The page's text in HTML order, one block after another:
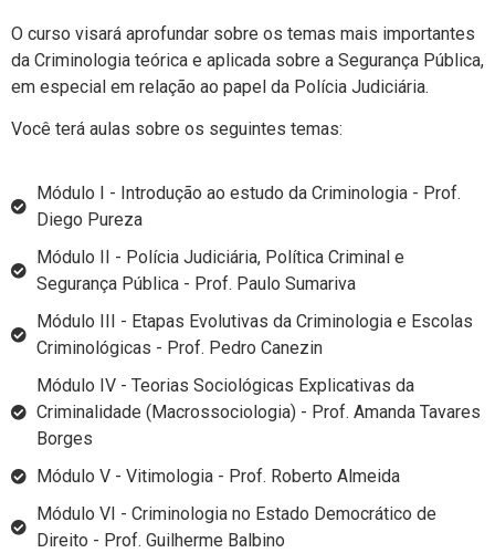
O curso visará aprofundar sobre os temas mais importantes
da Criminologia teórica e aplicada sobre a Segurança Pública,
em especial em relação ao papel da Polícia Judiciária.
Você terá aulas sobre os seguintes temas:
Módulo I - Introdução ao estudo da Criminologia - Prof.
Diego Pureza
Módulo II - Polícia Judiciária, Política Criminal e
Segurança Pública - Prof. Paulo Sumariva
Módulo III - Etapas Evolutivas da Criminologia e Escolas
Criminológicas - Prof. Pedro Canezin
Módulo IV - Teorias Sociológicas Explicativas da
Criminalidade (Macrossociologia) - Prof. Amanda Tavares
Borges
Módulo V - Vitimologia - Prof. Roberto Almeida
Módulo VI - Criminologia no Estado Democrático de
Direito - Prof. Guilherme Balbino